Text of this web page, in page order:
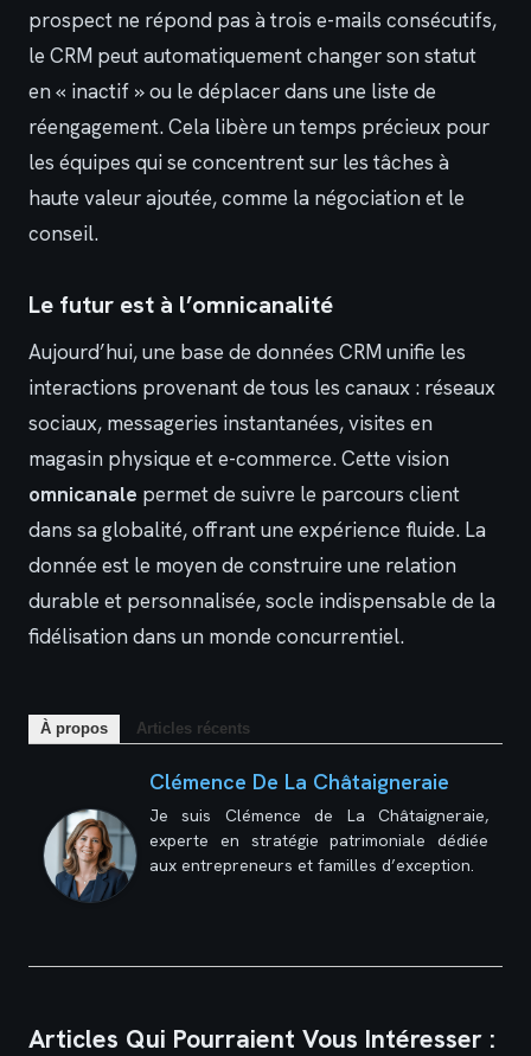
prospect ne répond pas à trois e-mails consécutifs,
le CRM peut automatiquement changer son statut
en « inactif » ou le déplacer dans une liste de
réengagement. Cela libère un temps précieux pour
les équipes qui se concentrent sur les tâches à
haute valeur ajoutée, comme la négociation et le
conseil.
Le futur est à l’omnicanalité
Aujourd’hui, une base de données CRM unifie les
interactions provenant de tous les canaux : réseaux
sociaux, messageries instantanées, visites en
magasin physique et e-commerce. Cette vision
omnicanale permet de suivre le parcours client
dans sa globalité, offrant une expérience fluide. La
donnée est le moyen de construire une relation
durable et personnalisée, socle indispensable de la
fidélisation dans un monde concurrentiel.
À propos Articles récents
Clémence De La Châtaigneraie
Je suis Clémence de La Châtaigneraie,
experte en stratégie patrimoniale dédiée
aux entrepreneurs et familles d’exception.
Articles Qui Pourraient Vous Intéresser :